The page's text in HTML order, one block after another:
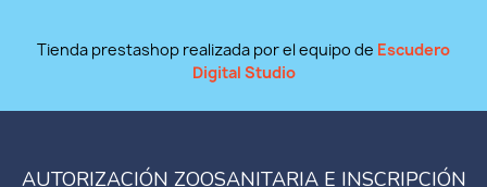
Tienda prestashop realizada por el equipo de Escudero
Digital Studio
AUTORIZACIÓN ZOOSANITARIA E INSCRIPCIÓN